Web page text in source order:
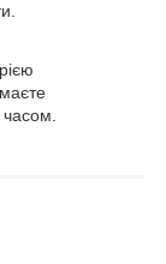
часом.